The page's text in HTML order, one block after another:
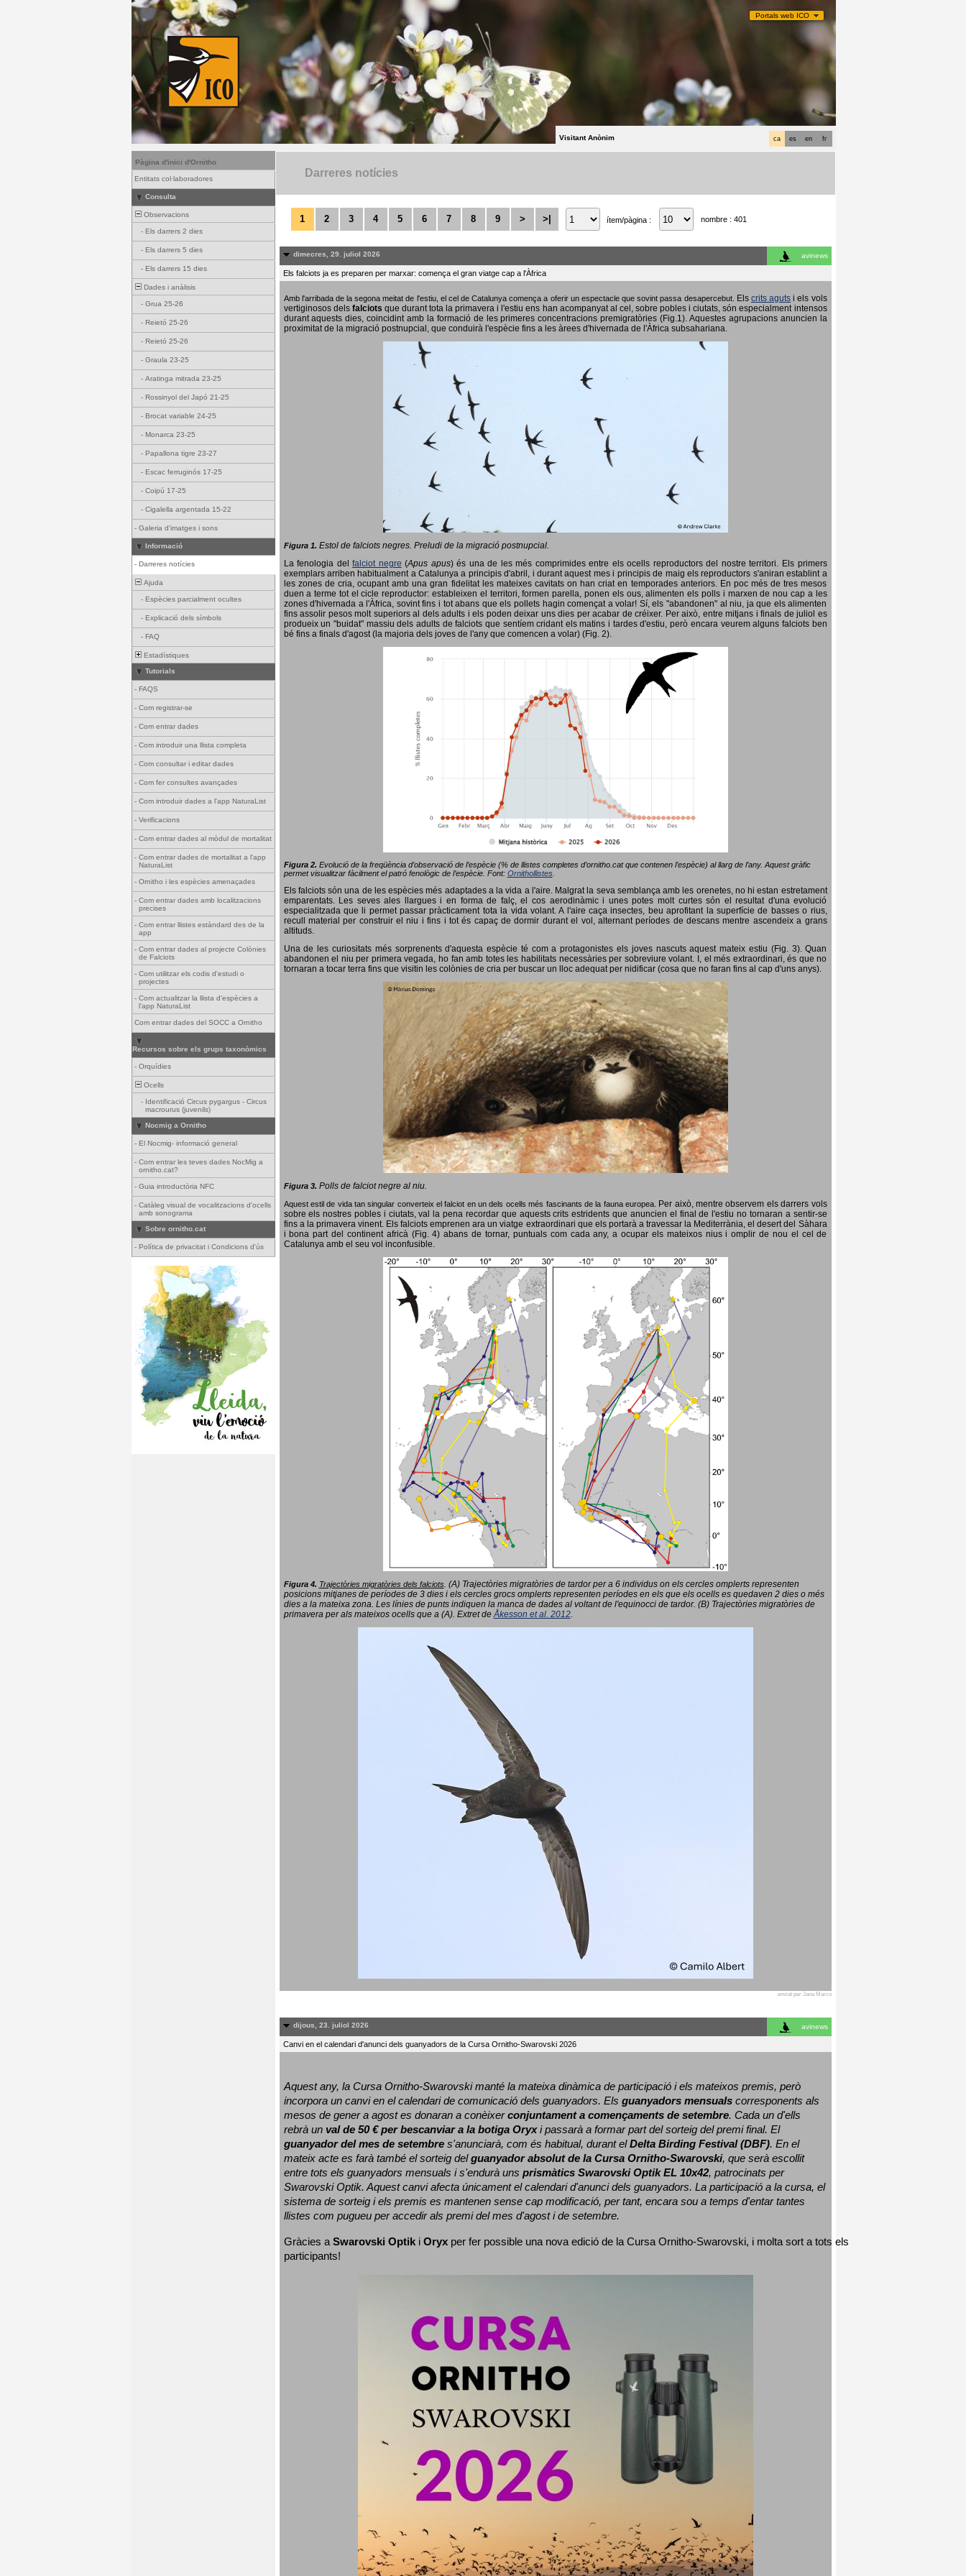
Portals web ICO
fr
en
es
ca
Visitant Anònim
Pàgina d'inici d'Ornitho
Entitats col·laboradores
Consulta
Observacions
- Els darrers 2 dies
- Els darrers 5 dies
- Els darrers 15 dies
Dades i anàlisis
- Grua 25-26
- Reietó 25-26
- Reietó 25-26
- Graula 23-25
- Aratinga mitrada 23-25
- Rossinyol del Japó 21-25
- Brocat variable 24-25
- Monarca 23-25
- Papallona tigre 23-27
- Escac ferruginós 17-25
- Coipú 17-25
- Cigalella argentada 15-22
- Galeria d'imatges i sons
Informació
- Darreres notícies
Ajuda
- Espècies parcialment ocultes
- Explicació dels símbols
- FAQ
Estadístiques
Tutorials
- FAQS
- Com registrar-se
- Com entrar dades
- Com introduir una llista completa
- Com consultar i editar dades
- Com fer consultes avançades
- Com introduir dades a l'app NaturaList
- Verificacions
- Com entrar dades al mòdul de mortalitat
- Com entrar dades de mortalitat a l'app
NaturaList
- Ornitho i les espècies amenaçades
- Com entrar dades amb localitzacions
precises
- Com entrar llistes estàndard des de la
app
- Com entrar dades al projecte Colònies
de Falciots
- Com utilitzar els codis d'estudi o
projectes
- Com actualitzar la llista d'espècies a
l'app NaturaList
Com entrar dades del SOCC a Ornitho
Recursos sobre els grups taxonòmics
- Orquídies
Ocells
- Identificació Circus pygargus - Circus
macrourus (juvenils)
Nocmig a Ornitho
- El Nocmig- informació general
- Com entrar les teves dades NocMig a
ornitho.cat?
- Guia introductòria NFC
- Catàleg visual de vocalitzacions d'ocells
amb sonograma
Sobre ornitho.cat
- Política de privacitat i Condicions d'ús
Darreres notícies
1 2 3 4 5 6 7 8 9 > >| ítem/pàgina : nombre : 401
dimecres, 29. juliol 2026 avinews
Els falciots ja es preparen per marxar: comença el gran viatge cap a l'Àfrica
Amb l'arribada de la segona meitat de l'estiu, el cel de Catalunya comença a oferir un espectacle que sovint passa desapercebut. Els crits aguts i els vols
vertiginosos dels falciots que durant tota la primavera i l'estiu ens han acompanyat al cel, sobre pobles i ciutats, són especialment intensos
durant aquests dies, coincidint amb la formació de les primeres concentracions premigratòries (Fig.1). Aquestes agrupacions anuncien la
proximitat de la migració postnupcial, que conduirà l'espècie fins a les àrees d'hivernada de l'Àfrica subsahariana.
Figura 1. Estol de falciots negres. Preludi de la migració postnupcial.
La fenologia delfalciot negre (Apus apus) és una de les més comprimides entre els ocells reproductors del nostre territori. Els primers
exemplars arriben habitualment a Catalunya a principis d'abril, i durant aquest mes i principis de maig els reproductors s'aniran establint a
les zones de cria, ocupant amb una gran fidelitat les mateixes cavitats on han criat en temporades anteriors. En poc més de tres mesos
duen a terme tot el cicle reproductor: estableixen el territori, formen parella, ponen els ous, alimenten els polls i marxen de nou cap a les
zones d'hivernada a l'Àfrica, sovint fins i tot abans que els pollets hagin començat a volar! Sí, els "abandonen" al niu, ja que els alimenten
fins assolir pesos molt superiors al dels adults i els poden deixar uns dies per acabar de créixer. Per això, entre mitjans i finals de juliol es
produeix un "buidat" massiu dels adults de falciots que sentíem cridant els matins i tardes d'estiu, però encara veurem alguns falciots ben
bé fins a finals d'agost (la majoria dels joves de l'any que comencen a volar) (Fig. 2).
Figura 2. Evolució de la freqüència d’observació de l’espècie (% de llistes completes d’ornitho.cat que contenen l’espècie) al llarg de l’any. Aquest gràfic
permet visualitzar fàcilment el patró fenològic de l’espècie. Font: Ornithollistes.
Els falciots són una de les espècies més adaptades a la vida a l'aire. Malgrat la seva semblança amb les orenetes, no hi estan estretament
emparentats. Les seves ales llargues i en forma de falç, el cos aerodinàmic i unes potes molt curtes són el resultat d'una evolució
especialitzada que li permet passar pràcticament tota la vida volant. A l'aire caça insectes, beu aprofitant la superfície de basses o rius,
recull material per construir el niu i fins i tot és capaç de dormir durant el vol, alternant períodes de descans mentre ascendeix a grans
altituds.
Una de les curiositats més sorprenents d'aquesta espècie té com a protagonistes els joves nascuts aquest mateix estiu (Fig. 3). Quan
abandonen el niu per primera vegada, ho fan amb totes les habilitats necessàries per sobreviure volant. I, el més extraordinari, és que no
tornaran a tocar terra fins que visitin les colònies de cria per buscar un lloc adequat per nidificar (cosa que no faran fins al cap d'uns anys).
Figura 3. Polls de falciot negre al niu.
Aquest estil de vida tan singular converteix el falciot en un dels ocells més fascinants de la fauna europea. Per això, mentre observem els darrers vols
sobre els nostres pobles i ciutats, val la pena recordar que aquests crits estridents que anuncien el final de l'estiu no tornaran a sentir-se
fins a la primavera vinent. Els falciots emprenen ara un viatge extraordinari que els portarà a travessar la Mediterrània, el desert del Sàhara
i bona part del continent africà (Fig. 4) abans de tornar, puntuals com cada any, a ocupar els mateixos nius i omplir de nou el cel de
Catalunya amb el seu vol inconfusible.
Figura 4. Trajectòries migratòries dels falciots. (A) Trajectòries migratòries de tardor per a 6 individus on els cercles omplerts representen
posicions mitjanes de períodes de 3 dies i els cercles grocs omplerts representen períodes en els que els ocells es quedaven 2 dies o més
dies a la mateixa zona. Les línies de punts indiquen la manca de dades al voltant de l'equinocci de tardor. (B) Trajectòries migratòries de
primavera per als mateixos ocells que a (A). Extret deÅkesson et al. 2012.
enviat per Jana Marco
dijous, 23. juliol 2026 avinews
Canvi en el calendari d'anunci dels guanyadors de la Cursa Ornitho-Swarovski 2026
Aquest any, la Cursa Ornitho-Swarovski manté la mateixa dinàmica de participació i els mateixos premis, però
incorpora un canvi en el calendari de comunicació dels guanyadors. Els guanyadors mensuals corresponents als
mesos de gener a agost es donaran a conèixer conjuntament a començaments de setembre. Cada un d'ells
rebrà un val de 50 € per bescanviar a la botiga Oryx i passarà a formar part del sorteig del premi final.
El
guanyador del mes de setembre s'anunciarà, com és habitual, durant el Delta Birding Festival (DBF). En el
mateix acte es farà també el sorteig del guanyador absolut de la Cursa Ornitho-Swarovski, que serà escollit
entre tots els guanyadors mensuals i s'endurà uns prismàtics Swarovski Optik EL 10x42, patrocinats per
Swarovski Optik. Aquest canvi afecta únicament el calendari d'anunci dels guanyadors. La participació a la cursa, el
sistema de sorteig i els premis es mantenen sense cap modificació, per tant, encara sou a temps d'entar tantes
llistes com pugueu per accedir als premi del mes d'agost i de setembre.
Gràcies a Swarovski Optik i Oryx per fer possible una nova edició de la Cursa Ornitho-Swarovski, i molta sort a tots els
participants!